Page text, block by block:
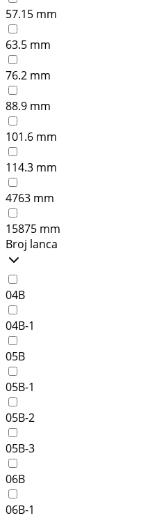
57.15 mm
63.5 mm
76.2 mm
88.9 mm
101.6 mm
114.3 mm
4763 mm
15875 mm
Broj lanca
04B
04B-1
05B
05B-1
05B-2
05B-3
06B
06B-1